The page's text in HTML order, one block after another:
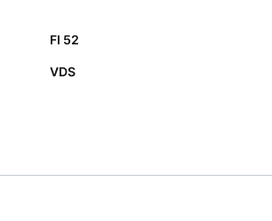
FI 52
VDS